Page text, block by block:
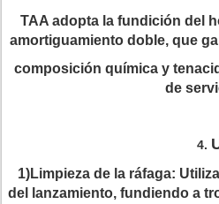
TAA adopta la fundición del
amortiguamiento doble, que
composición química y
de
4.
1)Limpieza de la ráfaga:
del lanzamiento, fundiendo a